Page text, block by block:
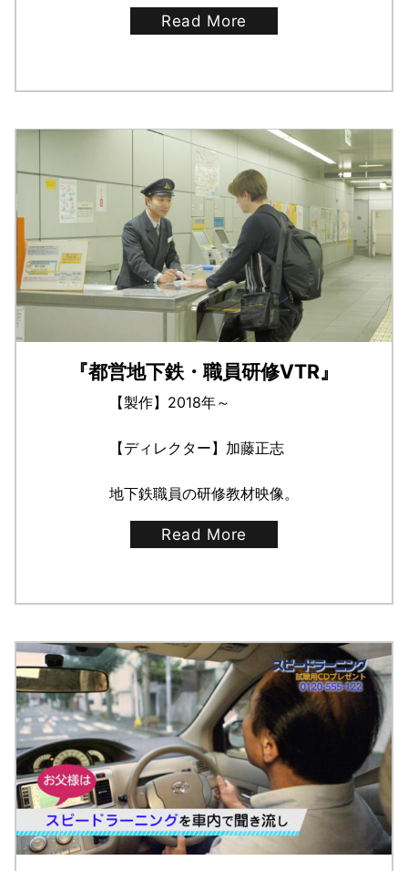
Read More
『都営地下鉄・職員研修VTR』
【製作】2018年～
【ディレクター】加藤正志
地下鉄職員の研修教材映像。
Read More